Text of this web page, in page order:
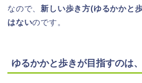
なので、 新しい歩き方(ゆるかかと
はないのです。
ゆるかかと歩きが目指すのは